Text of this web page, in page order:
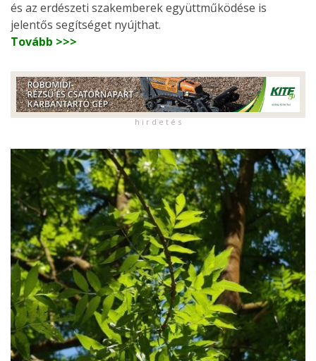
és az erdészeti szakemberek együttműködése is
jelentős segítséget nyújthat.
Tovább >>>
h i r d e t é s